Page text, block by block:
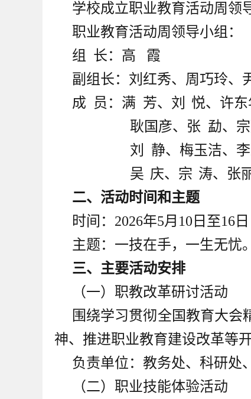
学校成立职业教育活动周领
职业教育活动周领导小组：
组
长：高 霞
副组长：刘红秀、周巧玲、
成
员：满 芳、刘 悦、许
耿国彦、张 勐、
刘
静、梅玉洁、
吴 庆、宗 涛、张
二、活动时间和主题
时间：2026年5月10日至16日
主题：一技在手，一生无忧。
三、主要活动安排
（一）职教改革研讨活动
围绕学习贯彻全国教育大会
神、推进职业教育建设改革等
负责单位：教务处、科研处
（二）职业技能体验活动